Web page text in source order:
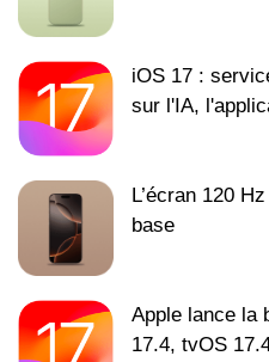
iOS 17 :
sur l'IA,
L’écran 120
base
Apple lance la
17.4, tvOS